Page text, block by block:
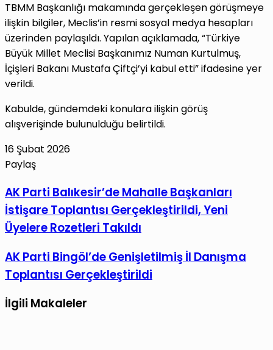
TBMM Başkanlığı makamında gerçekleşen görüşmeye
ilişkin bilgiler, Meclis’in resmi sosyal medya hesapları
üzerinden paylaşıldı. Yapılan açıklamada, “Türkiye
Büyük Millet Meclisi Başkanımız Numan Kurtulmuş,
İçişleri Bakanı Mustafa Çiftçi’yi kabul etti” ifadesine yer
verildi.
Kabulde, gündemdeki konulara ilişkin görüş
alışverişinde bulunulduğu belirtildi.
16 Şubat 2026
Paylaş
Posta
ile
paylaş
AK
Parti
Balıkesir’de
Mahalle
Başkanları
İstişare
Toplantısı
Gerçekleştirildi,
Yeni
AK Parti Balıkesir’de Mahalle Başkanları
İstişare Toplantısı Gerçekleştirildi, Yeni
Üyelere Rozetleri Takıldı
AK
Parti
Bingöl’de
Genişletilmiş
AK Parti Bingöl’de Genişletilmiş İl Danışma
Toplantısı Gerçekleştirildi
İlgili Makaleler